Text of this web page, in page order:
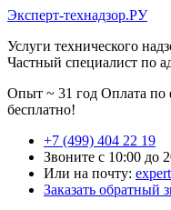
Эксперт-технадзор.РУ
Услуги технического
Частный специалист по
Опыт ~ 31 год Оплата по
бесплатно!
+7 (499) 404 22 19
Звоните с 10:00 до
Или на почту:
Заказать обратный